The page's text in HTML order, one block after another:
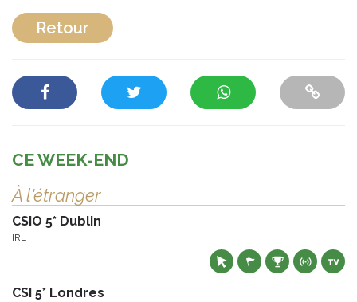
Retour
CE WEEK-END
À l'étranger
CSIO 5* Dublin
IRL
CSI 5* Londres